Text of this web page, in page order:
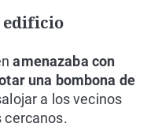
edificio
amenazaba con
una bombona de
a los vecinos
cercanos.